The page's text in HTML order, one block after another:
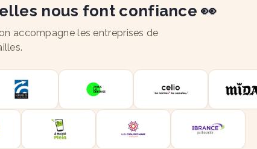
nous font confiance 👀
accompagne les entreprises de